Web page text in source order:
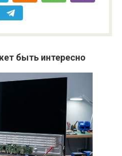
быть интересно